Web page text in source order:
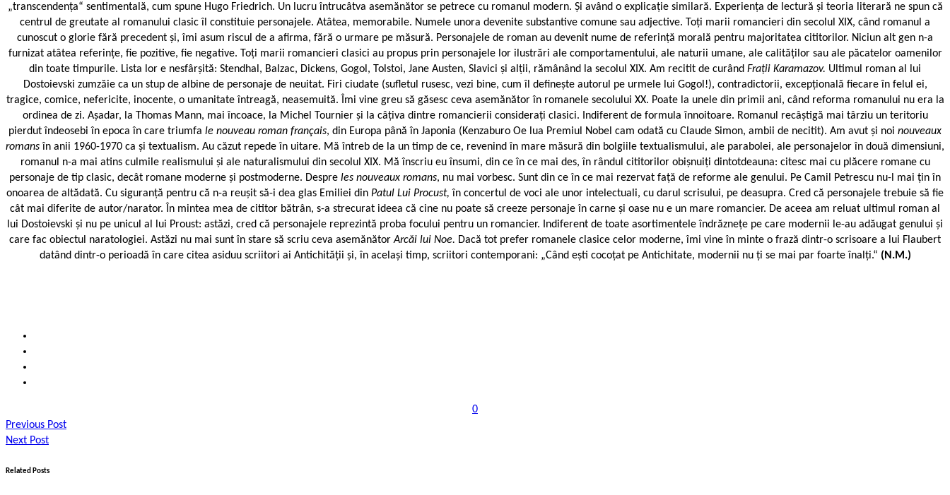
„transcendența“ sentimentală, cum spune Hugo Friedrich. Un lucru întrucâtva asemănător se petrece cu romanul modern. Și având o explicație similară. Experiența de lectură și teoria literară ne spun că
centrul de greutate al romanului clasic îl constituie personajele. Atâtea, memorabile. Numele unora devenite substantive comune sau adjective. Toți marii romancieri din secolul XIX, când romanul a
cunoscut o glorie fără precedent și, îmi asum riscul de a afirma, fără o urmare pe măsură. Personajele de roman au devenit nume de referință morală pentru majoritatea cititorilor. Niciun alt gen n-a
furnizat atâtea referințe, fie pozitive, fie negative. Toți marii romancieri clasici au propus prin personajele lor ilustrări ale comportamentului, ale naturii umane, ale calităților sau ale păcatelor oamenilor
din toate timpurile. Lista lor e nesfârșită: Stendhal, Balzac, Dickens, Gogol, Tolstoi, Jane Austen, Slavici și alții, rămânând la secolul XIX. Am recitit de curând Frații Karamazov. Ultimul roman al lui
Dostoievski zumzăie ca un stup de albine de personaje de neuitat. Firi ciudate (sufletul rusesc, vezi bine, cum îl definește autorul pe urmele lui Gogol!), contradictorii, excepțională fiecare în felul ei,
tragice, comice, nefericite, inocente, o umanitate întreagă, neasemuită. Îmi vine greu să găsesc ceva asemănător în romanele secolului XX. Poate la unele din primii ani, când reforma romanului nu era la
ordinea de zi. Așadar, la Thomas Mann, mai încoace, la Michel Tournier și la câțiva dintre romancierii considerați clasici. Indiferent de formula înnoitoare. Romanul recâștigă mai târziu un teritoriu
pierdut îndeosebi în epoca în care triumfa le nouveau roman français, din Europa până în Japonia (Kenzaburo Oe lua Premiul Nobel cam odată cu Claude Simon, ambii de necitit). Am avut și noi nouveaux
romansîn anii 1960-1970 ca și textualism. Au căzut repede în uitare. Mă întreb de la un timp de ce, revenind în mare măsură din bolgiile textualismului, ale parabolei, ale personajelor în două dimensiuni,
romanul n-a mai atins culmile realismului și ale naturalismului din secolul XIX. Mă înscriu eu însumi, din ce în ce mai des, în rândul cititorilor obișnuiți dintotdeauna: citesc mai cu plăcere romane cu
personaje de tip clasic, decât romane moderne și postmoderne. Despre les nouveaux romans, nu mai vorbesc. Sunt din ce în ce mai rezervat față de reforme ale genului. Pe Camil Petrescu nu-l mai țin în
onoarea de altădată. Cu siguranță pentru că n-a reușit să-i dea glas Emiliei din Patul Lui Procust,în concertul de voci ale unor intelectuali, cu darul scrisului, pe deasupra. Cred că personajele trebuie să fie
cât mai diferite de autor/narator. În mintea mea de cititor bătrân, s-a strecurat ideea că cine nu poate să creeze personaje în carne și oase nu e un mare romancier. De aceea am reluat ultimul roman al
lui Dostoievski și nu pe unicul al lui Proust: astăzi, cred că personajele reprezintă proba focului pentru un romancier. Indiferent de toate asortimentele îndrăznețe pe care modernii le-au adăugat genului și
care fac obiectul naratologiei. Astăzi nu mai sunt în stare să scriu ceva asemănătorArcăi lui Noe. Dacă tot prefer romanele clasice celor moderne, îmi vine în minte o frază dintr-o scrisoare a lui Flaubert
datând dintr-o perioadă în care citea asiduu scriitori ai Antichității și, în același timp, scriitori contemporani: „Când ești cocoțat pe Antichitate, modernii nu ți se mai par foarte înalți.“ (N.M.)
0
Previous Post
Next Post
Related Posts